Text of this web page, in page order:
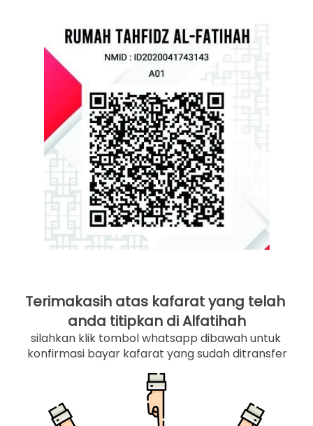
Terimakasih atas kafarat yang telah
anda titipkan di Alfatihah
silahkan klik tombol whatsapp dibawah untuk
konfirmasi bayar kafarat yang sudah ditransfer